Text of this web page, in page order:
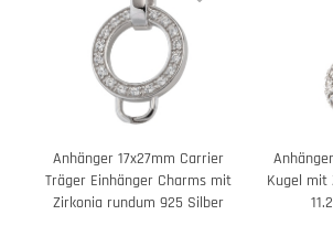
Anhänger 17x27mm Carrier
Träger Einhänger Charms mit
Zirkonia rundum 925 Silber
Kugel mit